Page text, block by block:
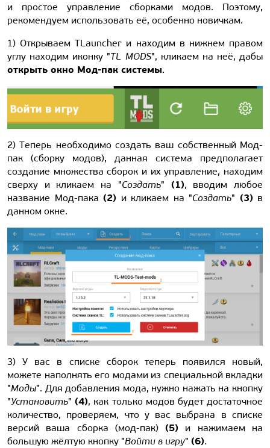
и простое управление сборками модов. Поэтому,
рекомендуем использовать её, особенно новичкам.
1) Открываем TLauncher и находим в нижнем правом
углу находим иконку "TL MODS", кликаем на неё, дабы
открыть окно Мод-пак системы.
2) Теперь необходимо создать ваш собственный Мод-
пак (сборку модов), данная система предполагает
создание множества сборок и их управление, находим
сверху и кликаем на "Создать" (1), вводим любое
название Мод-пака (2) и кликаем на "Создать" (3)в
данном окне.
3) У вас в списке сборок теперь появился новый,
можете наполнять его модами из специальной вкладки
"Моды". Для добавления мода, нужно нажать на кнопку
"Установить"(4), как только модов будет достаточное
количество, проверяем, что у вас выбрана в списке
версий ваша сборка (мод-пак)(5) и нажимаем на
большую жёлтую кнопку "Войти в игру" (6).